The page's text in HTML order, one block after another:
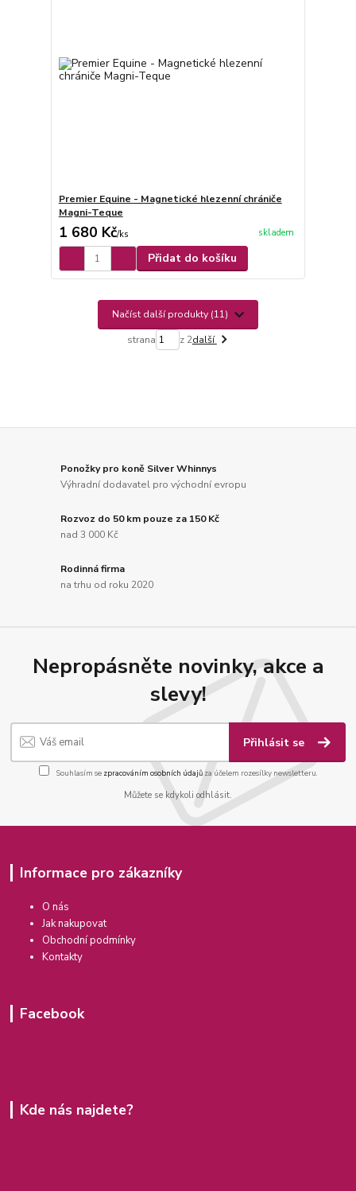
Premier Equine - Magnetické hlezenní chrániče
Magni-Teque
1 680 Kč/ks skladem
Přidat do košíku
Načíst další produkty (11)
strana z 2další
Ponožky pro koně Silver Whinnys
Výhradní dodavatel pro východní evropu
Rozvoz do 50 km pouze za 150 Kč
nad 3 000 Kč
Rodinná firma
na trhu od roku 2020
Nepropásněte novinky, akce a
slevy!
Přihlásit se
Souhlasím se zpracováním osobních údajůza účelem rozesílky newsletteru.
Můžete se kdykoli odhlásit.
Informace pro zákazníky
O nás
Jak nakupovat
Obchodní podmínky
Kontakty
Facebook
Kde nás najdete?